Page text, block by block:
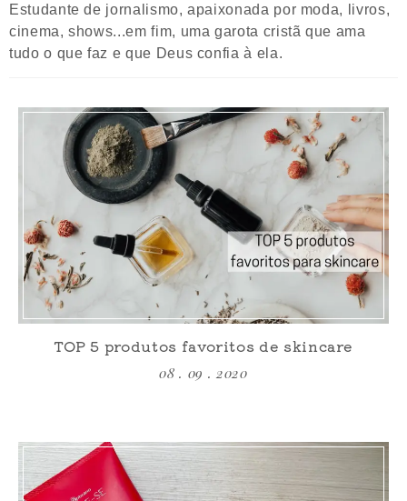
Estudante de jornalismo, apaixonada por moda, livros,
cinema, shows...em fim, uma garota cristã que ama
tudo o que faz e que Deus confia à ela.
TOP 5 produtos favoritos de skincare
08 . 09 . 2020